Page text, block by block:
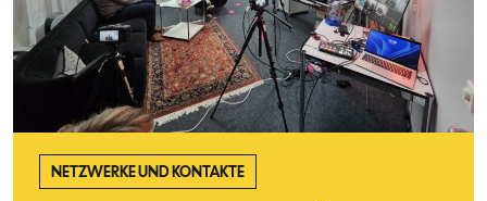
NETZWERKE UND KONTAKTE